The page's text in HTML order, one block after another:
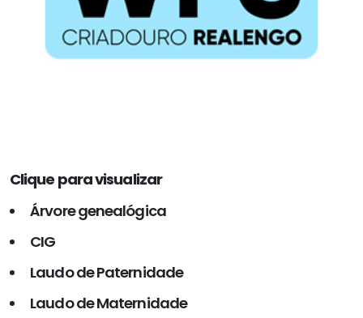
Clique para visualizar
Árvore genealógica
CIG
Laudo de Paternidade
Laudo de Maternidade